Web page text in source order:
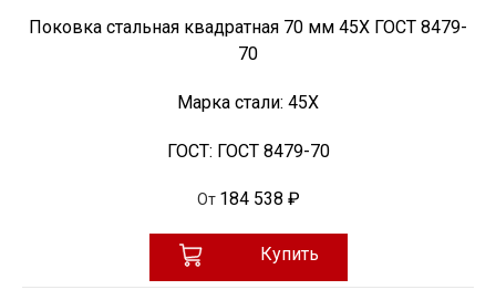
Поковка стальная квадратная 70 мм 45Х ГОСТ 8479-
70
Марка стали: 45Х
ГОСТ: ГОСТ 8479-70
От 184 538 ₽
Купить